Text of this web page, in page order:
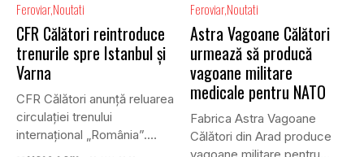
FeroviarNoutati
CFR Călători reintroduce
trenurile spre Istanbul și
Varna
CFR Călători anunță reluarea
circulației trenului
internațional „România”.
FeroviarNoutati
Astra Vagoane Călători
urmează să producă
vagoane militare
medicale pentru NATO
Fabrica Astra Vagoane
Călători din Arad produce
vagoane militare pentru